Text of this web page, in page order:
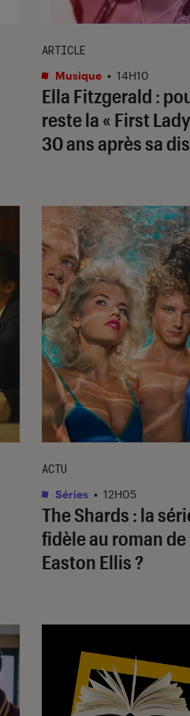
Ella Fitzgerald :
reste la « First
30 ans après sa
ARTICLE
Musique • 14H10
The Shards : la
fidèle au roman de
Easton Ellis ?
ACTU
Séries • 12H05